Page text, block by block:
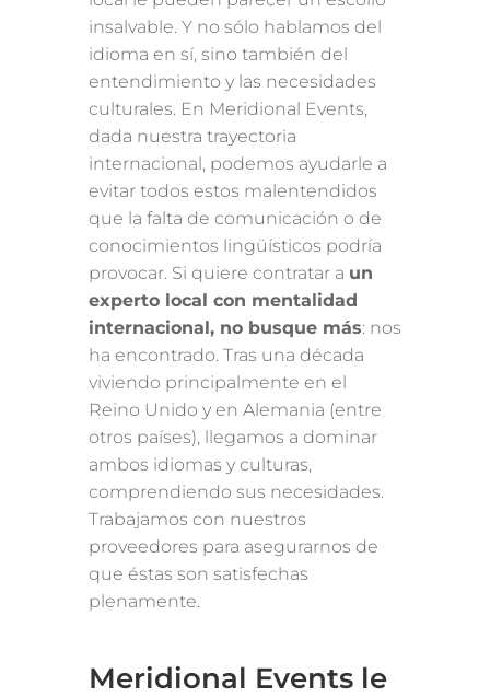
insalvable. Y no sólo hablamos del
idioma en sí, sino también del
entendimiento y las necesidades
culturales. En Meridional Events,
dada nuestra trayectoria
internacional, podemos ayudarle a
evitar todos estos malentendidos
que la falta de comunicación o de
conocimientos lingüísticos podría
provocar. Si quiere contratar a un
experto local con mentalidad
internacional, no busque más: nos
ha encontrado. Tras una década
viviendo principalmente en el
Reino Unido y en Alemania (entre
otros países), llegamos a dominar
ambos idiomas y culturas,
comprendiendo sus necesidades.
Trabajamos con nuestros
proveedores para asegurarnos de
que éstas son satisfechas
plenamente.
Meridional Events le